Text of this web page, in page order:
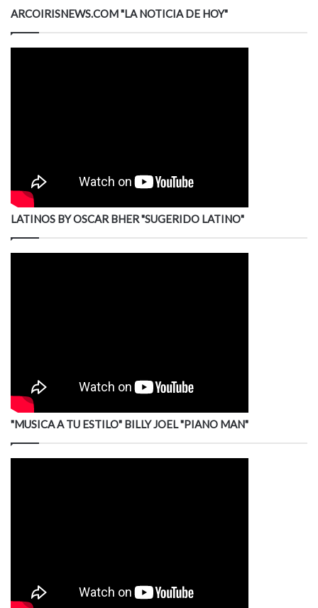
ARCOIRISNEWS.COM "LA NOTICIA DE HOY"
LATINOS BY OSCAR BHER "SUGERIDO LATINO"
"MUSICA A TU ESTILO" BILLY JOEL "PIANO MAN"